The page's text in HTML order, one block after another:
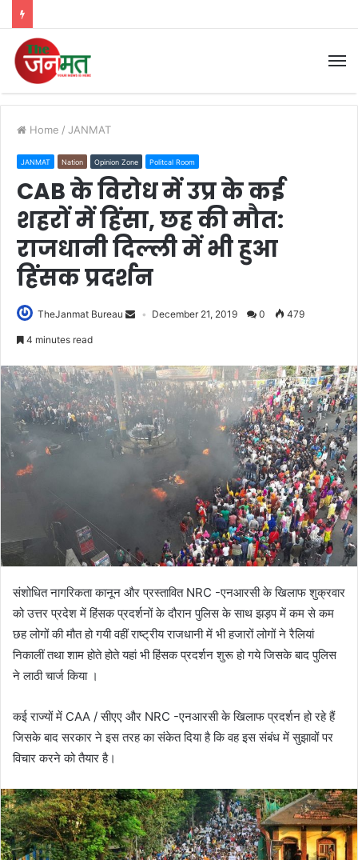
Home / JANMAT
JANMAT Nation Opinion Zone Politcal Room
CAB के विरोध में उप्र के कई
शहरों में हिंसा, छह की मौत:
राजधानी दिल्ली में भी हुआ
हिंसक प्रदर्शन
TheJanmat Bureau December 21, 2019 0 479
4 minutes read
संशोधित नागरिकता कानून और प्रस्तावित NRC -एनआरसी के खिलाफ शुक्रवार
को उत्तर प्रदेश में हिंसक प्रदर्शनों के दौरान पुलिस के साथ झड़प में कम से कम
छह लोगों की मौत हो गयी वहीं राष्ट्रीय राजधानी में भी हजारों लोगों ने रैलियां
निकालीं तथा शाम होते होते यहां भी हिंसक प्रदर्शन शुरू हो गये जिसके बाद पुलिस
ने लाठी चार्ज किया ।
कई राज्यों में CAA / सीएए और NRC -एनआरसी के खिलाफ प्रदर्शन हो रहे हैं
जिसके बाद सरकार ने इस तरह का संकेत दिया है कि वह इस संबंध में सुझावों पर
विचार करने को तैयार है।